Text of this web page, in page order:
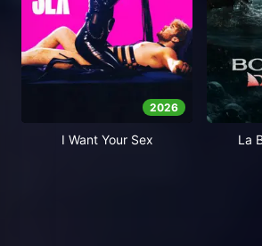
2026
I Want Your Sex La